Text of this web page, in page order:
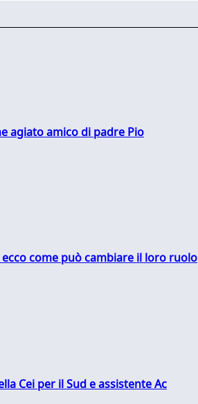
agiato amico di padre Pio
come può cambiare il loro ruolo
Cei per il Sud e assistente Ac